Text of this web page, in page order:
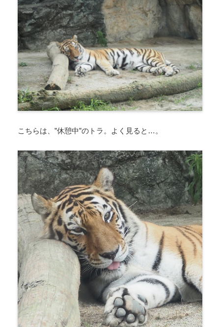
こちらは、”休憩中”のトラ。よく見ると…。